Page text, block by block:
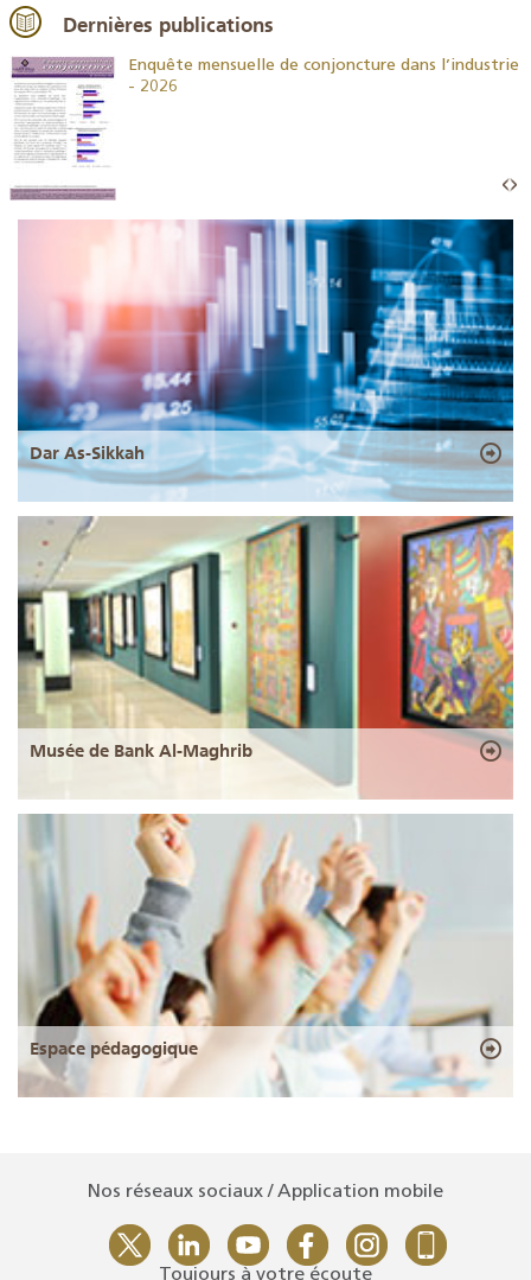
Dernières publications
Enquête mensuelle de conjoncture dans l’industrie
- 2026
Dar As-Sikkah
Musée de Bank Al-Maghrib
Espace pédagogique
Nos réseaux sociaux / Application mobile
Toujours à votre écoute